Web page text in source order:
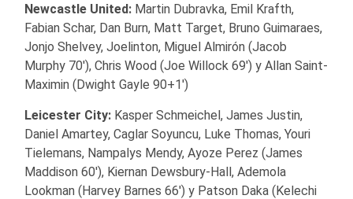
Newcastle United: Martin Dubravka, Emil Krafth,
Fabian Schar, Dan Burn, Matt Target, Bruno Guimaraes,
Jonjo Shelvey, Joelinton, Miguel Almirón (Jacob
Murphy 70′), Chris Wood (Joe Willock 69′) y Allan Saint-
Maximin (Dwight Gayle 90+1′)
Leicester City: Kasper Schmeichel, James Justin,
Daniel Amartey, Caglar Soyuncu, Luke Thomas, Youri
Tielemans, Nampalys Mendy, Ayoze Perez (James
Maddison 60′), Kiernan Dewsbury-Hall, Ademola
Lookman (Harvey Barnes 66′) y Patson Daka (Kelechi